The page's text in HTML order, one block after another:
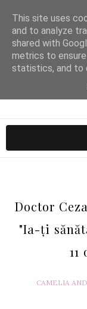
Doctor
"Ia-ți
CAMELIA
This site uses
and to analyze
shared with
metrics to
statistics, and to